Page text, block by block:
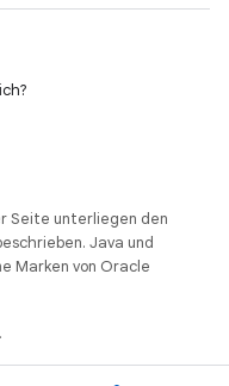
Seite unterliegen den
Java und
Marken von Oracle